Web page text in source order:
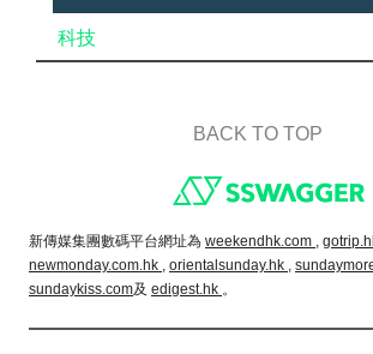
科技
BACK TO TOP
新傳媒集團數碼平台網址為 weekendhk.com ,
newmonday.com.hk , orientalsunday.hk ,
sundaykiss.com及 edigest.hk 。